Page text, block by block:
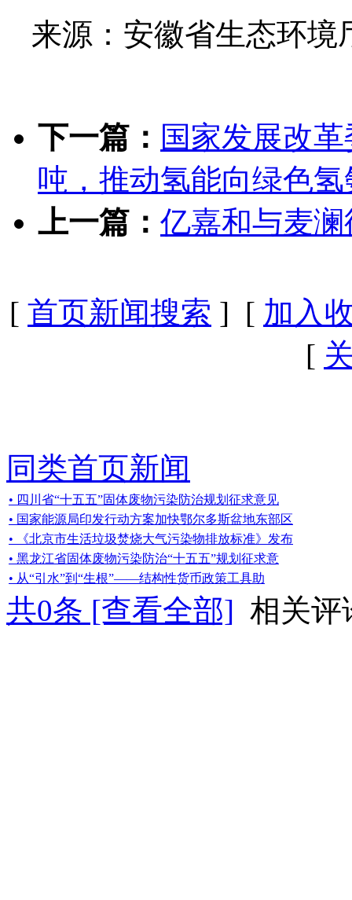
来源：安徽省生态环境
下一篇： 国家发展改
吨，推动氢能向绿色
上一篇： 亿嘉和与麦
[ 首页新闻搜索 ] [ 加入
[
同类首页新闻
• 四川省“十五五”固体废物污染防治规划征求意见
• 国家能源局印发行动方案加快鄂尔多斯盆地东部区
• 《北京市生活垃圾焚烧大气污染物排放标准》发布
• 黑龙江省固体废物污染防治“十五五”规划征求意
• 从“引水”到“生根”——结构性货币政策工具助
共0条 [查看全部] 相关评